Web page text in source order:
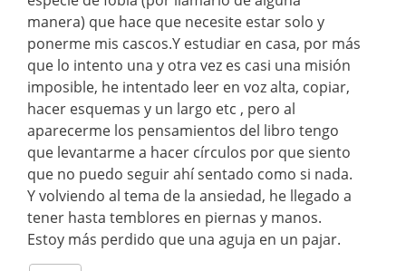
manera) que hace que necesite estar solo y
ponerme mis cascos.Y estudiar en casa, por más
que lo intento una y otra vez es casi una misión
imposible, he intentado leer en voz alta, copiar,
hacer esquemas y un largo etc , pero al
aparecerme los pensamientos del libro tengo
que levantarme a hacer círculos por que siento
que no puedo seguir ahí sentado como si nada.
Y volviendo al tema de la ansiedad, he llegado a
tener hasta temblores en piernas y manos.
Estoy más perdido que una aguja en un pajar.